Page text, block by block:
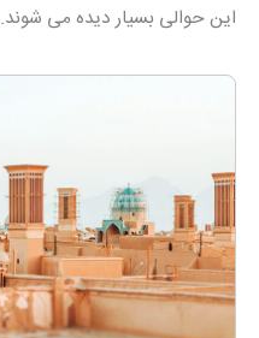
این حوالی بسیار دیده می شوند.